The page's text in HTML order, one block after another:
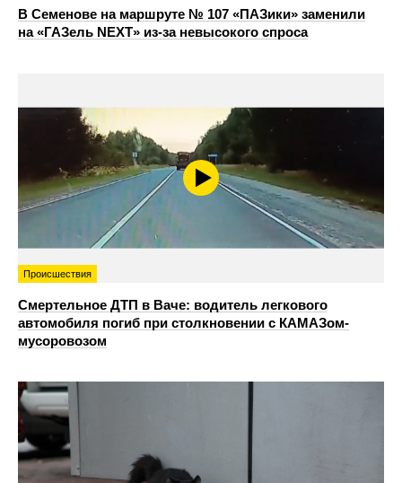
В Семенове на маршруте № 107 «ПАЗики» заменили
на «ГАЗель NEXT» из‑за невысокого спроса
Происшествия
Смертельное ДТП в Ваче: водитель легкового
автомобиля погиб при столкновении с КАМАЗом-
мусоровозом